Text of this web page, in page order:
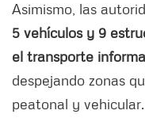
Asimismo, las
5 vehículos y 9
el transporte
despejando zonas
peatonal y vehicular.